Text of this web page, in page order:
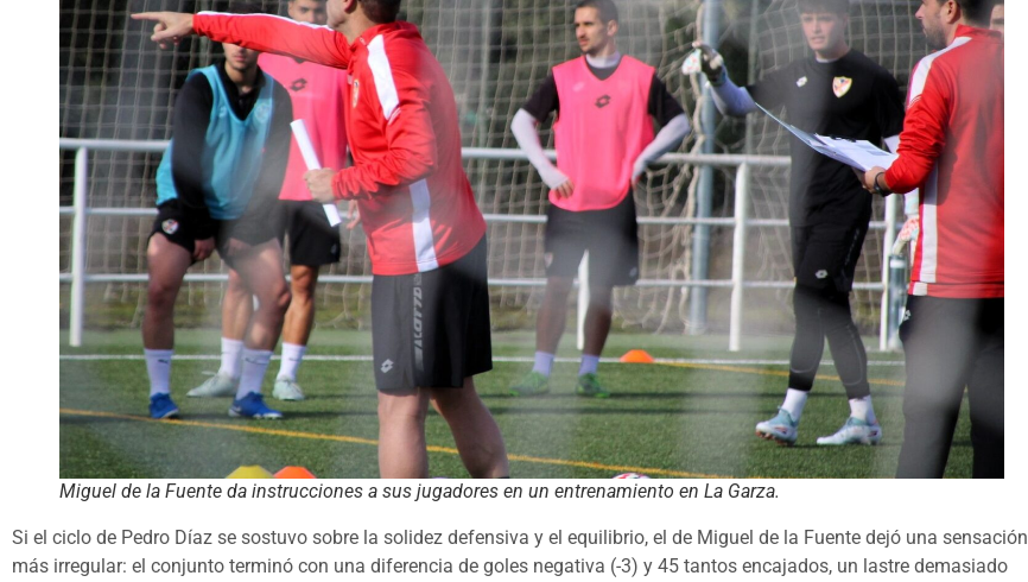
Miguel de la Fuente da instrucciones a sus jugadores en un entrenamiento en La Garza.
Si el ciclo de Pedro Díaz se sostuvo sobre la solidez defensiva y el equilibrio, el de Miguel de la Fuente dejó una sensación
más irregular: el conjunto terminó con una diferencia de goles negativa (-3) y 45 tantos encajados, un lastre demasiado